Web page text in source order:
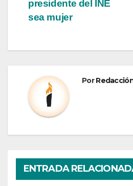
presidente del INE
sea mujer
Por
ENTRADA